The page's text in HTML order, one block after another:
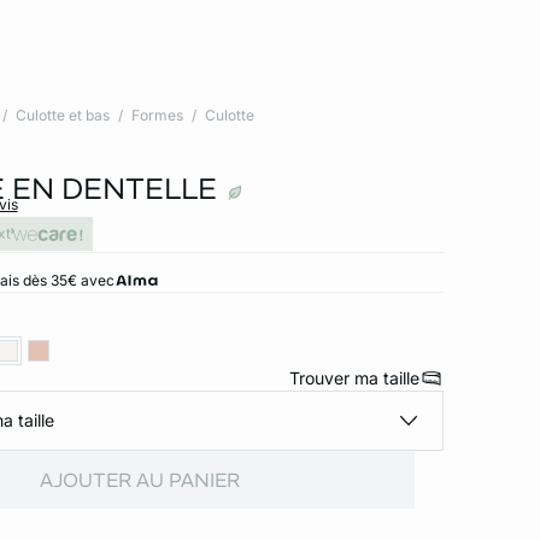
Culotte et bas Formes Culotte
EN DENTELLE
dès 35€ avec
Trouver ma taille
taille
AJOUTER AU PANIER